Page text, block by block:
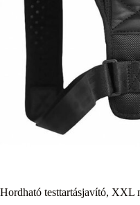
Hordható testtartásjavító, XXL